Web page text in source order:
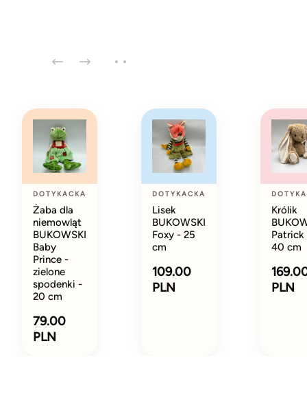
DOTYKACKA
Żaba dla
niemowląt
BUKOWSKI
Baby
Prince -
zielone
spodenki -
20 cm
79.00
PLN
DOTYKACKA
Lisek
BUKOWSKI
Foxy - 25
cm
109.00
PLN
Królik
Patrick
40 cm
PLN